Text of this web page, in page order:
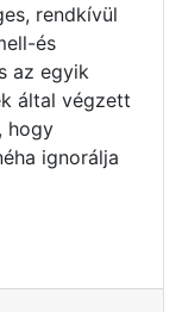
rendkívül
és
az egyik
által végzett
hogy
ignorálja